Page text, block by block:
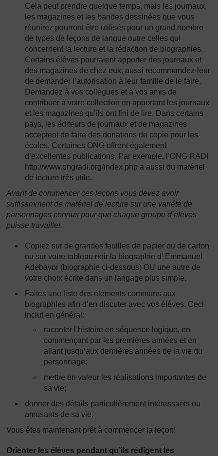
Cela peut prendre quelque temps, mais les journaux,
les magazines et les bandes dessinées que vous
réunirez pourront être utilisés pour un grand nombre
de types de leçons de langue outre celles qui
concernent la lecture et la rédaction de biographies.
Certains élèves pourraient apporter des journaux et
des magazines de chez eux, aussi recommandez-leur
de demander l’autorisation à leur famille de le faire.
Demandez à vos collègues et à vos amis de
contribuer à votre collection en apportant les journaux
et les magazines qu’ils ont fini de lire. Dans certains
pays, les éditeurs de journaux et de magazines
acceptent de faire des donations de copie pour les
écoles. Certaines ONG offrent également
d’excellentes publications. Par exemple, l’ONG RADI
http://www.ongradi.org/index.php a aussi du matériel
de lecture très utile.
Avant de commencer ces leçons vous devez avoir
suffisamment de matériel de lecture sur une variété de
personnages connus pour que chaque groupe d’élèves
puisse travailler.
Copiez sur de grandes feuilles de papier ou de carton
ou sur votre tableau noir la biographie d’ Emmanuel
Adebayor (biographie ci-dessous) OU une autre de
votre choix écrite dans un langage plus simple.
Faites une liste des éléments communs aux
biographies afin d’en discuter avec vos élèves. Ceci
inclut en général:
raconter l’histoire en séquence logique, en
commençant par les premières années et en
allant jusqu’aux dernières années de la vie du
personnage;
mettre en valeur les réalisations importantes de
sa vie;
donner des détails particulièrement intéressants ou
amusants de sa vie.
Vous êtes maintenant prêt à commencer la leçon!
Orienter les élèves pendant qu’ils rédigent les